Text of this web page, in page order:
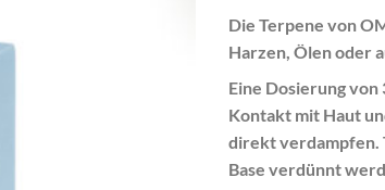
Die Terpene von
Harzen, Ölen oder
Eine Dosierung
Kontakt mit Haut
direkt verdampfen.
Base verdünnt